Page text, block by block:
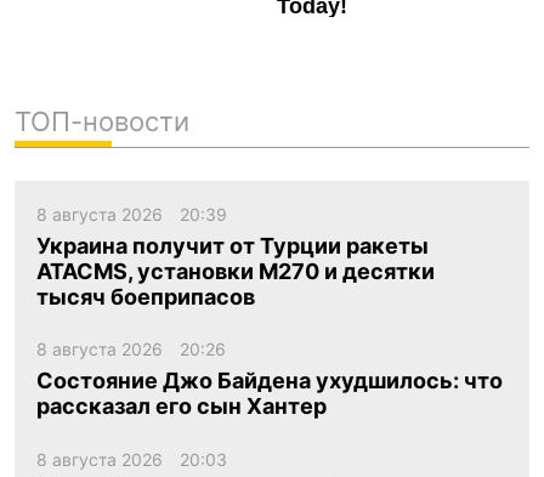
ТОП-новости
8 августа 2026 20:39
Украина получит от Турции ракеты
ATACMS, установки M270 и десятки
тысяч боеприпасов
8 августа 2026 20:26
Состояние Джо Байдена ухудшилось: что
рассказал его сын Хантер
8 августа 2026 20:03